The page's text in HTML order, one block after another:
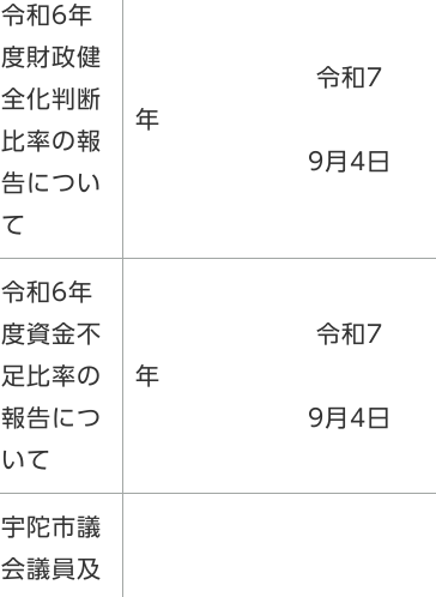
令和6年
度財政健
全化判断
比率の報
告につい
て
令和7
9月4日
令和6年
度資金不
足比率の
報告につ
いて
令和7
9月4日
宇陀市議
会議員及